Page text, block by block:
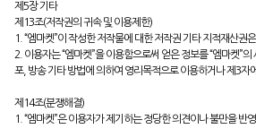
제5장 기타
제13조(저작권의 귀속 및 이용제한)
1. “엠마켓”이 작성한 저작물에 대한 저작권 기타 지적재산권
2. 이용자는 “엠마켓”을 이용함으로써 얻은 정보를 “엠마켓”
포, 방송 기타 방법에 의하여 영리목적으로 이용하거나 제3자
제14조(분쟁해결)
1. “엠마켓”은 이용자가 제기하는 정당한 의견이나 불만을 반